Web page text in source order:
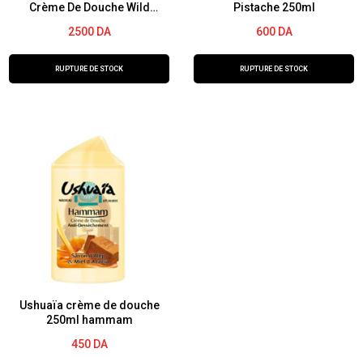
Crème De Douche Wild
2500 DA
RUPTURE DE STOCK
Pistache 250ml
600 DA
RUPTURE DE STOCK
Ushuaïa crème de douche
250ml hammam
450 DA